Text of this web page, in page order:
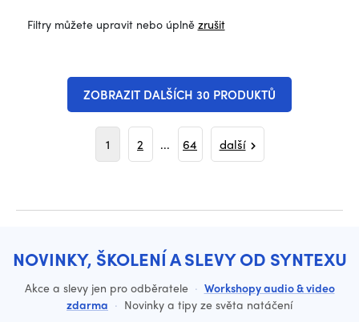
Filtry můžete upravit nebo úplně zrušit
ZOBRAZIT DALŠÍCH 30 PRODUKTŮ
1 2 ... 64 další
NOVINKY, ŠKOLENÍ A SLEVY OD SYNTEXU
Akce a slevy jen pro odběratele · Workshopy audio & video
zdarma · Novinky a tipy ze světa natáčení